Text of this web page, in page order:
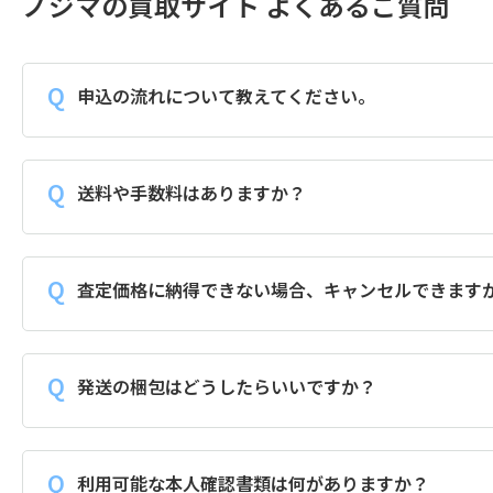
申込の流れについて教えてください。
送料や手数料はありますか？
査定価格に納得できない場合、キャンセルできます
発送の梱包はどうしたらいいですか？
利用可能な本人確認書類は何がありますか？